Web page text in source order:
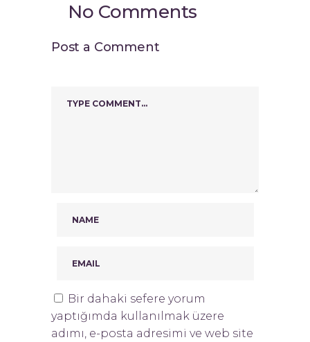
No Comments
Post a Comment
Bir dahaki sefere yorum
yaptığımda kullanılmak üzere
adımı, e-posta adresimi ve web site